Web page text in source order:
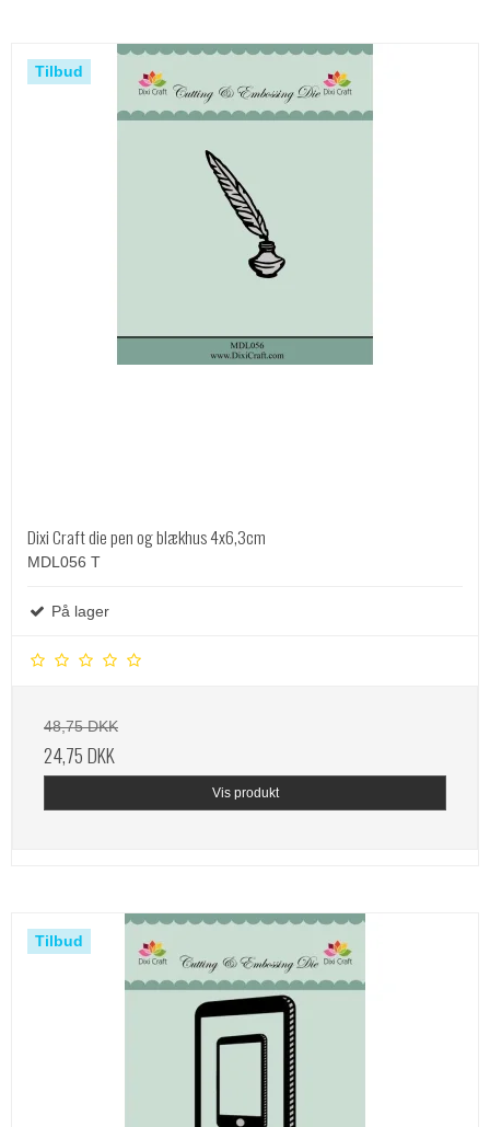
Tilbud
Dixi Craft die pen og blækhus 4x6,3cm
MDL056 T
På lager
48,75 DKK
24,75 DKK
Vis produkt
Tilbud